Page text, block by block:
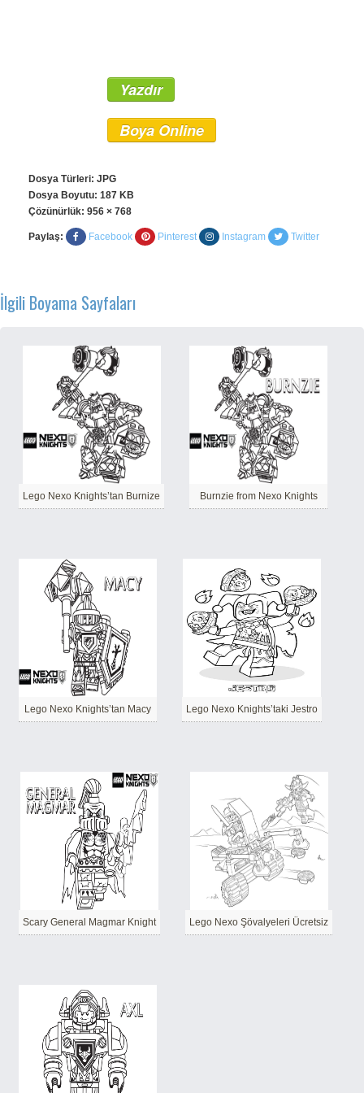
Yazdır
Boya Online
Dosya Türleri: JPG
Dosya Boyutu: 187 KB
Çözünürlük: 956 × 768
Paylaş: Facebook Pinterest Instagram Twitter
İlgili Boyama Sayfaları
Lego Nexo Knights’tan Burnize Burnzie from Nexo Knights
Lego Nexo Knights’tan Macy Lego Nexo Knights’taki Jestro
Scary General Magmar Knight Lego Nexo Şövalyeleri Ücretsiz